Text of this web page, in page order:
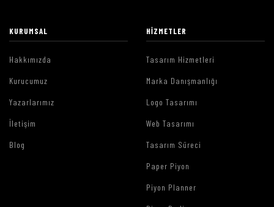
KURUMSAL
Hakkımızda
Kurucumuz
Yazarlarımız
İletişim
Blog
HIZMETLER
Tasarım Hizmetleri
Marka Danışmanlığı
Logo Tasarımı
Web Tasarımı
Tasarım Süreci
Paper Piyon
Piyon Planner